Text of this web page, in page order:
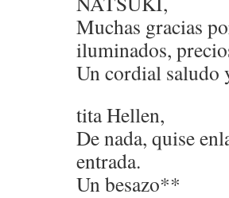
Muchas gracias
iluminados,
Un cordial saludo
tita Hellen,
De nada, quise
entrada.
Un besazo**